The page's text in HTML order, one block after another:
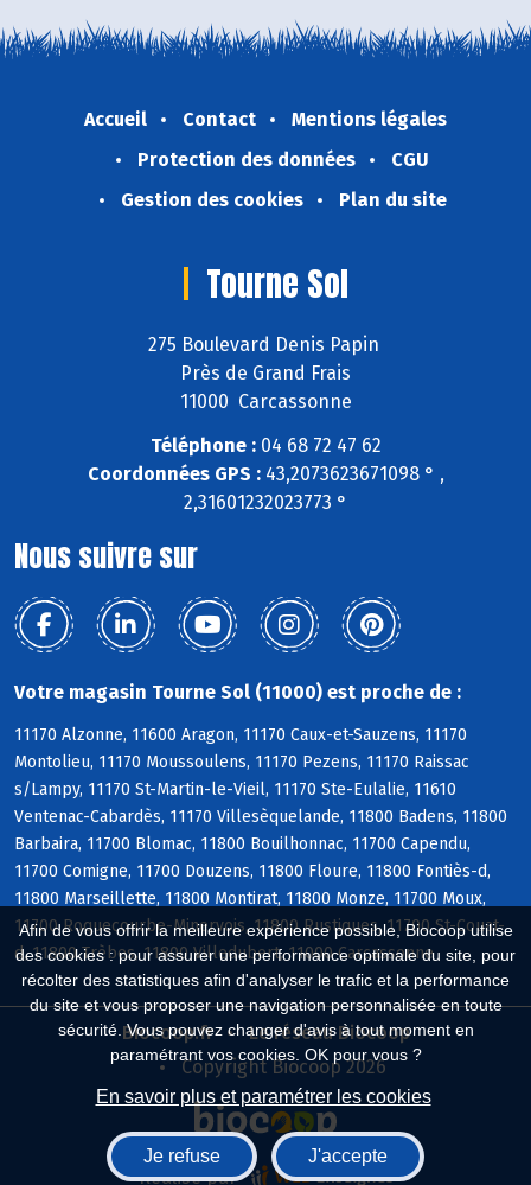
Afin de vous offrir la meilleure expérience possible, Biocoop utilise
des cookies : pour assurer une performance optimale du site, pour
récolter des statistiques afin d'analyser le trafic et la performance
du site et vous proposer une navigation personnalisée en toute
sécurité. Vous pouvez changer d'avis à tout moment en
paramétrant vos cookies. OK pour vous ?
En savoir plus et paramétrer les cookies
Je refuse J'accepte
Accueil Contact
Mentions légales
Protection des données
CGU
Gestion des cookies
Plan du site
Tourne Sol
275 Boulevard Denis Papin
Près de Grand Frais
11000 Carcassonne
Téléphone :04 68 72 47 62
Coordonnées GPS :43,2073623671098 ° ,
2,31601232023773 °
Nous suivre sur
Votre magasin Tourne Sol (11000) est proche de :
11170 Alzonne, 11600 Aragon, 11170 Caux-et-Sauzens, 11170
Montolieu, 11170 Moussoulens, 11170 Pezens, 11170 Raissac
s/Lampy, 11170 St-Martin-le-Vieil, 11170 Ste-Eulalie, 11610
Ventenac-Cabardès, 11170 Villesèquelande, 11800 Badens, 11800
Barbaira, 11700 Blomac, 11800 Bouilhonnac, 11700 Capendu,
11700 Comigne, 11700 Douzens, 11800 Floure, 11800 Fontiès-d,
11800 Marseillette, 11800 Montirat, 11800 Monze, 11700 Moux,
11700 Roquecourbe-Minervois, 11800 Rustiques, 11700 St-Couat-
d, 11800 Trèbes, 11800 Villedubert, 11000 Carcassonne
Biocoop.fr
Le réseau Biocoop
Copyright Biocoop 2026
Réalisé par